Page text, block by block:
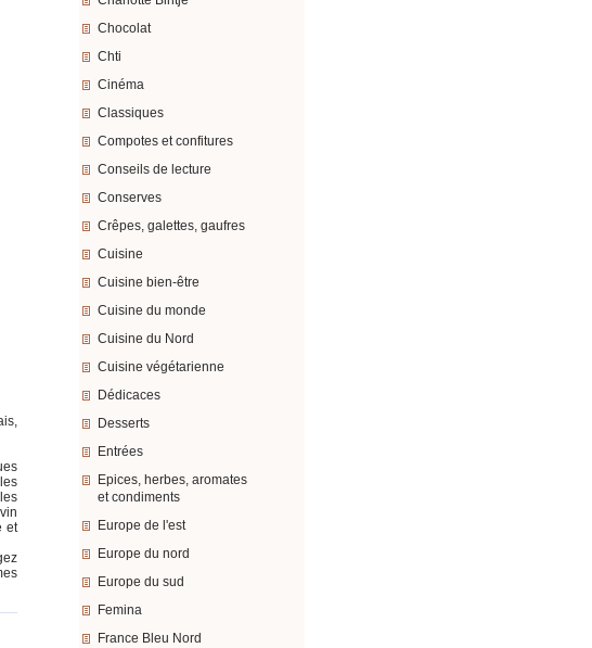
Chocolat
Chti
Cinéma
Classiques
Compotes et confitures
Conseils de lecture
Conserves
Crêpes, galettes, gaufres
Cuisine
Cuisine bien-être
Cuisine du monde
Cuisine du Nord
Cuisine végétarienne
Dédicaces
Desserts
Entrées
Epices, herbes, aromates
et condiments
Europe de l'est
Europe du nord
Europe du sud
Femina
France Bleu Nord
et